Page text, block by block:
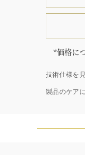
*価格に
ありませ
ストンは
ウィンス
の個性を
技術仕様を
製品のケア